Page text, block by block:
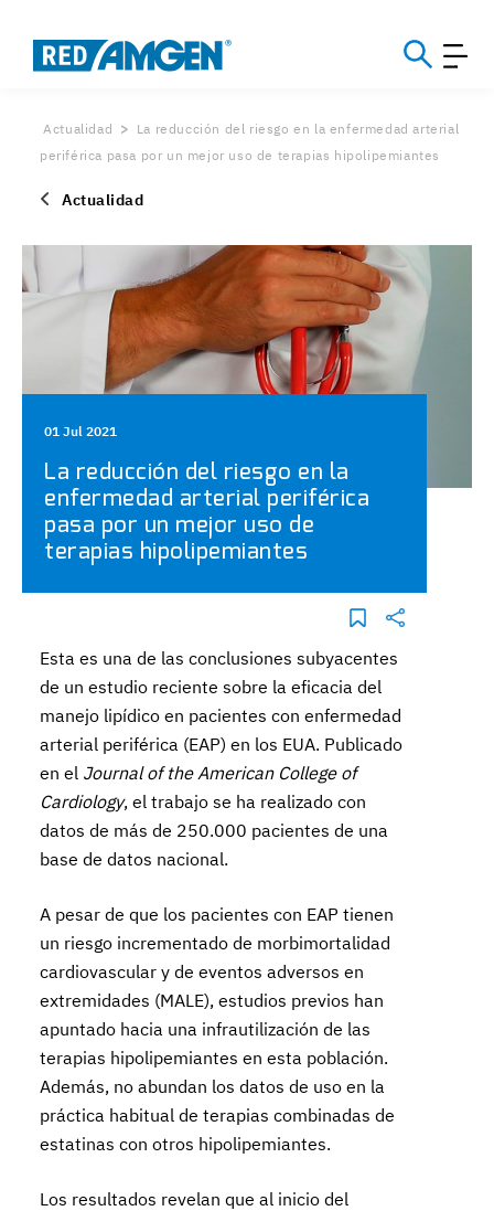
Actualidad
La reducción del riesgo en la enfermedad arterial
periférica pasa por un mejor uso de terapias hipolipemiantes
Actualidad
01 Jul 2021
La reducción del riesgo en la
enfermedad arterial periférica
pasa por un mejor uso de
terapias hipolipemiantes
Esta es una de las conclusiones subyacentes
de un estudio reciente sobre la eficacia del
manejo lipídico en pacientes con enfermedad
arterial periférica (EAP) en los EUA. Publicado
en el Journal of the American College of
Cardiology, el trabajo se ha realizado con
datos de más de 250.000 pacientes de una
base de datos nacional.
A pesar de que los pacientes con EAP tienen
un riesgo incrementado de morbimortalidad
cardiovascular y de eventos adversos en
extremidades (MALE), estudios previos han
apuntado hacia una infrautilización de las
terapias hipolipemiantes en esta población.
Además, no abundan los datos de uso en la
práctica habitual de terapias combinadas de
estatinas con otros hipolipemiantes.
Los resultados revelan que al inicio del